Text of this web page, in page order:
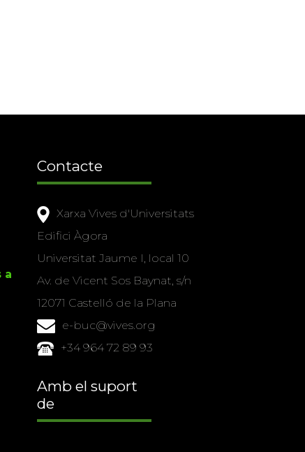
a
Contacte
Xarxa Vives d'Universitats
Edifici Àgora
Universitat Jaume I, local 10
Av. de Vicent Sos Baynat, s/n
12071 Castelló de la Plana
e-buc@vives.org
+34 964 72 89 93
Amb el suport
de